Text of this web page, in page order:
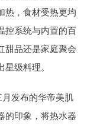
热，食材受热更均
控系统与内置的百
甜品还是家庭聚会
级料理。
发布的华帝美肌
的印象，将热水器